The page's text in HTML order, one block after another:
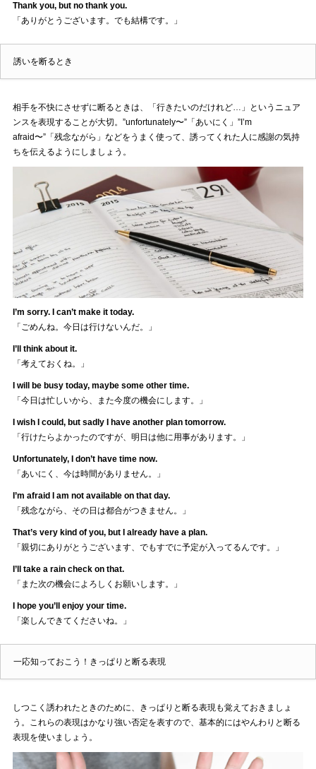
Thank you, but no thank you.
「ありがとうございます。でも結構です。」
誘いを断るとき
相手を不快にさせずに断るときは、「行きたいのだけれど…」というニュア
ンスを表現することが大切。”unfortunately〜”「あいにく」”I’m
afraid〜”「残念ながら」などをうまく使って、誘ってくれた人に感謝の気持
ちを伝えるようにしましょう。
I’m sorry. I can’t make it today.
「ごめんね。今日は行けないんだ。」
I’ll think about it.
「考えておくね。」
I will be busy today, maybe some other time.
「今日は忙しいから、また今度の機会にします。」
I wish I could, but sadly I have another plan tomorrow.
「行けたらよかったのですが、明日は他に用事があります。」
Unfortunately, I don’t have time now.
「あいにく、今は時間がありません。」
I’m afraid I am not available on that day.
「残念ながら、その日は都合がつきません。」
That’s very kind of you, but I already have a plan.
「親切にありがとうございます、でもすでに予定が入ってるんです。」
I’ll take a rain check on that.
「また次の機会によろしくお願いします。」
I hope you’ll enjoy your time.
「楽しんできてくださいね。」
一応知っておこう！きっぱりと断る表現
しつこく誘われたときのために、きっぱりと断る表現も覚えておきましょ
う。これらの表現はかなり強い否定を表すので、基本的にはやんわりと断る
表現を使いましょう。